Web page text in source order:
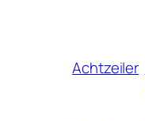
Achtzeiler